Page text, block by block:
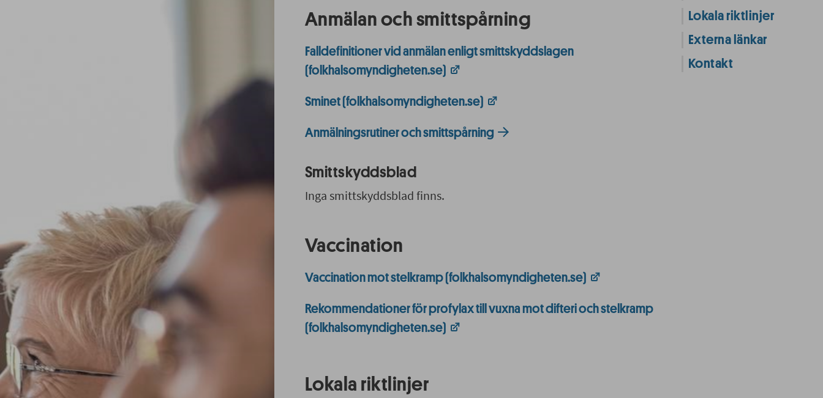
Anmälan och smittspårning
Falldefinitioner vid anmälan enligt smittskyddslagen
(folkhalsomyndigheten.se)
Sminet (folkhalsomyndigheten.se)
Anmälningsrutiner och smittspårning
Smittskyddsblad
Inga smittskyddsblad finns.
Vaccination
Vaccination mot stelkramp (folkhalsomyndigheten.se)
Rekommendationer för profylax till vuxna mot difteri och stelkramp
(folkhalsomyndigheten.se)
Lokala riktlinjer
Lokala riktlinjer
Externa länkar
Kontakt